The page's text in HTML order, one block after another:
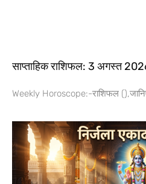
साप्ताहिक राशिफल: 3 अगस्त
Weekly Horoscope:-राशिफल